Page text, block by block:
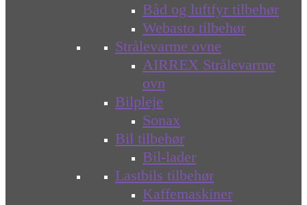
Båd og luftfyr tilbehør
Webasto tilbehør
Strålevarme ovne
AIRREX Strålevarme
ovn
Bilpleje
Sonax
Bil tilbehør
Bil-lader
Lastbils tilbehør
Kaffemaskiner